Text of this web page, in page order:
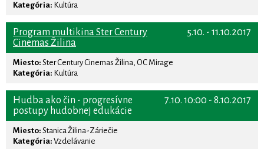
Kategória: Kultúra
5.10. - 11.10.2017
Program multikina Ster Century
Cinemas Žilina
Miesto: Ster Century Cinemas Žilina, OC Mirage
Kategória: Kultúra
7.10. 10:00 - 8.10.2017
Hudba ako čin - progresívne
postupy hudobnej edukácie
Miesto: Stanica Žilina-Záriečie
Kategória: Vzdelávanie